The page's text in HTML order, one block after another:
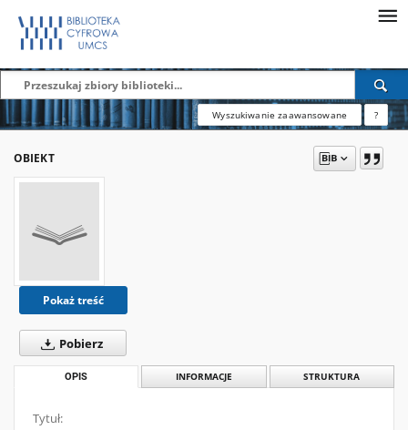
Wyszukiwanie zaawansowane ?
OBIEKT
Pokaż treść
Pobierz
OPIS INFORMACJE STRUKTURA
Tytuł: